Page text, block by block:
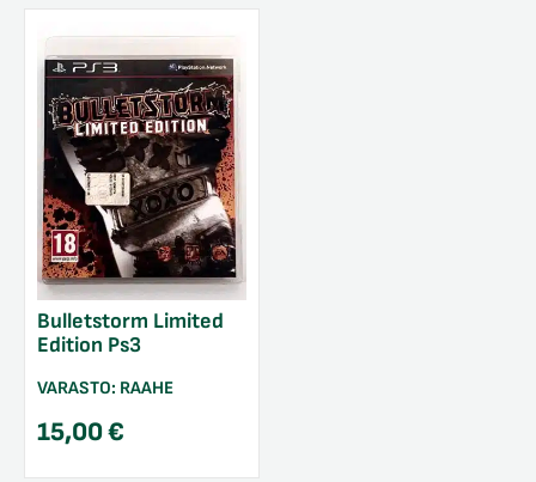
Bulletstorm Limited
Edition Ps3
VARASTO: RAAHE
15,00€